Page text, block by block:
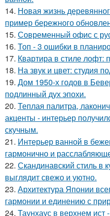
14. Новая жизнь
пример бережного
15. Современный офис с
16. Топ - 3 ошибки в
17. Квартира в стиле лофт:
18. На звук и цвет: студия
19. Дом 1950-х годов в
подлинный дух эпохи.
20. Теплая палитра,
акценты - интерьер
скучным.
21. Интерьер ванной в
гармонично и
22. Скандинавский стиль в
выглядит свежо и уютно.
23. Архитектура Японии
гармонии и единению с
24. Таунхаус в верхнем